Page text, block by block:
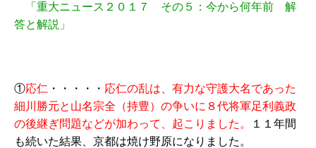
「重大ニュース２０１７ その５：今から何年前 解
答と解説」
①応仁 ・・・・・ 応仁の乱は、有力な守護大名であった
細川勝元と山名宗全（持豊）の争いに８代将軍足利義政
の後継ぎ問題などが加わって、起こりました。
１１年間
も続いた結果、京都は焼け野原になりました。